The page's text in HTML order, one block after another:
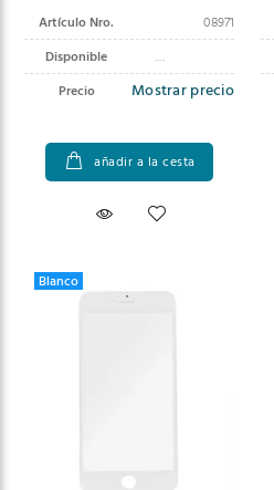
Artículo Nro.
08971
Disponible
Precio
Mostrar precio
añadir a la cesta
Blanco